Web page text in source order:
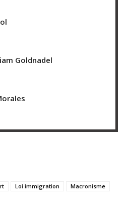
Goldnadel
Loi immigration Macronisme